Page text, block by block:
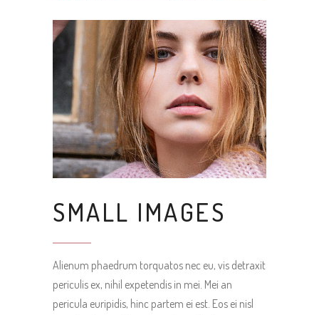
SMALL IMAGES
Alienum phaedrum torquatos nec eu, vis detraxit
periculis ex, nihil expetendis in mei. Mei an
pericula euripidis, hinc partem ei est. Eos ei nisl